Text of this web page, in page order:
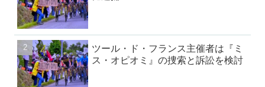
ツール・ド・フランス主催者は『ミ
ス・オピオミ』の捜索と訴訟を検討